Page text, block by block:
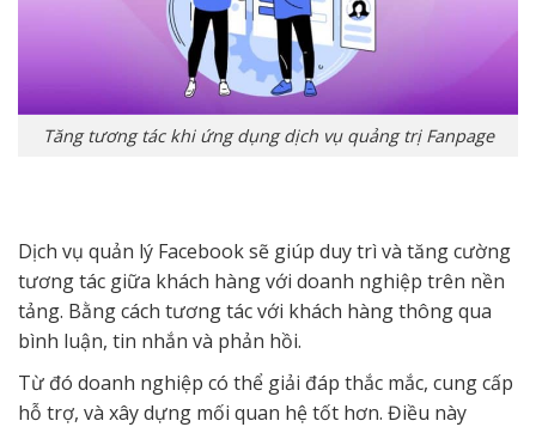
Tăng tương tác khi ứng dụng dịch vụ quảng trị Fanpage
Dịch vụ quản lý Facebook sẽ giúp duy trì và tăng cường
tương tác giữa khách hàng với doanh nghiệp trên nền
tảng. Bằng cách tương tác với khách hàng thông qua
bình luận, tin nhắn và phản hồi.
Từ đó doanh nghiệp có thể giải đáp thắc mắc, cung cấp
hỗ trợ, và xây dựng mối quan hệ tốt hơn. Điều này